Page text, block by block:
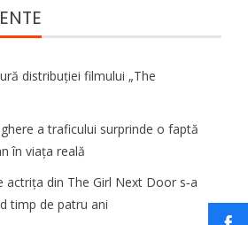
distribuției filmului „The
a traficului surprinde o faptă
în viața reală
actrița din The Girl Next Door s‑a
timp de patru ani